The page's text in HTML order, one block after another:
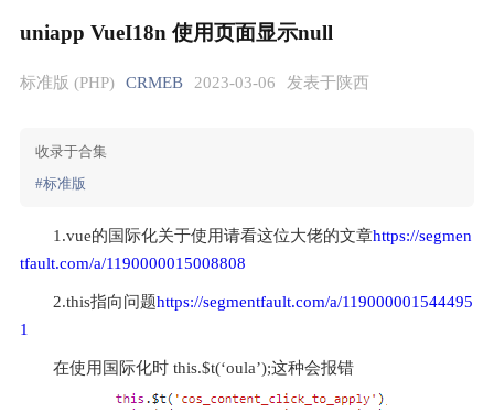
uniapp VueI18n 使用页面显示null
标准版 (PHP) CRMEB 2023-03-06 发表于陕西
收录于合集
#标准版
1.vue的国际化关于使用请看这位大佬的文章https://segmen
tfault.com/a/1190000015008808
2.this指向问题https://segmentfault.com/a/119000001544495
1
在使用国际化时 this.$t(‘oula’);这种会报错